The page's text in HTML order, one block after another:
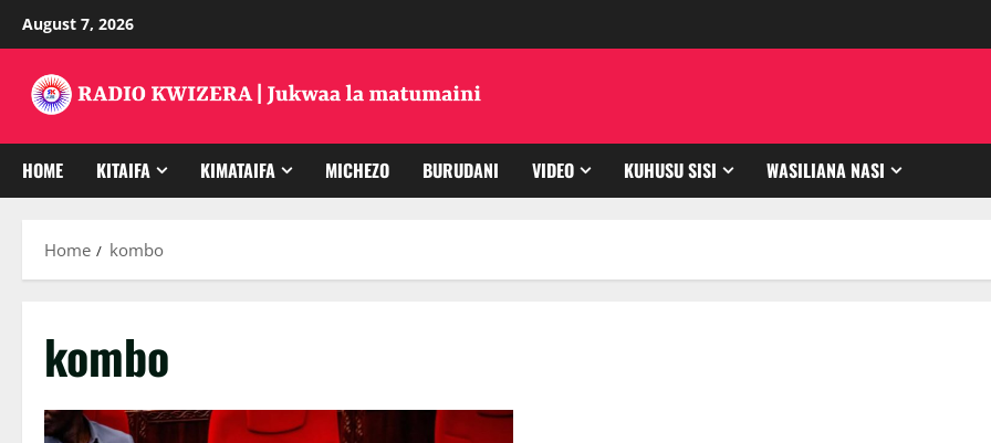
August 7, 2026
HOME KITAIFA KIMATAIFA MICHEZO BURUDANI VIDEO KUHUSU SISI WASILIANA NASI
Home kombo
kombo